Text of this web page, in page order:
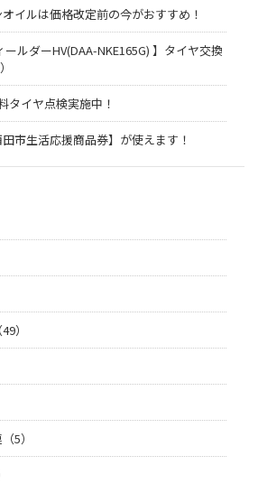
イルは価格改定前の今がおすすめ！
ールダーHV(DAA-NKE165G) 】タイヤ交換
タイヤ点検実施中！
市生活応援商品券】が使えます！
）
5）